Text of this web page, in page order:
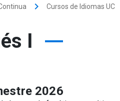
keyboard_arrow_right Cursos de Idiomas UC
I
2026